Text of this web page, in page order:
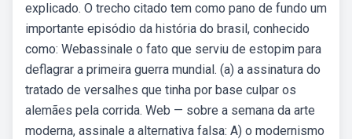
explicado. O trecho citado tem como pano de fundo um
importante episódio da história do brasil, conhecido
como: Webassinale o fato que serviu de estopim para
deflagrar a primeira guerra mundial. (a) a assinatura do
tratado de versalhes que tinha por base culpar os
alemães pela corrida. Web — sobre a semana da arte
moderna, assinale a alternativa falsa: A) o modernismo